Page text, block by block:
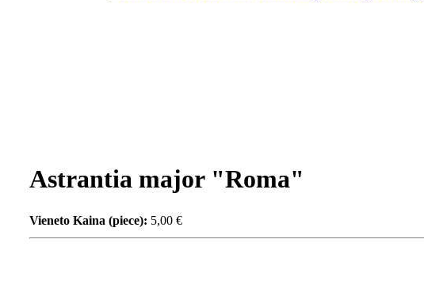
Astrantia major "Roma"
Vieneto Kaina (piece): 5,00 €